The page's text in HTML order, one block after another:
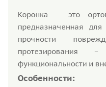
Коронка – это
предназначенная
прочности
протезирования
функциональности и
Особенности: